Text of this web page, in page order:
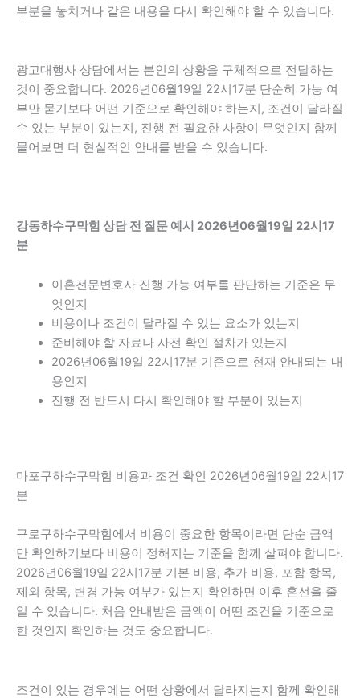
부분을 놓치거나 같은 내용을 다시 확인해야 할 수 있습니다.
광고대행사 상담에서는 본인의 상황을 구체적으로 전달하는
것이 중요합니다. 2026년06월19일 22시17분 단순히 가능 여
부만 묻기보다 어떤 기준으로 확인해야 하는지, 조건이 달라질
수 있는 부분이 있는지, 진행 전 필요한 사항이 무엇인지 함께
물어보면 더 현실적인 안내를 받을 수 있습니다.
강동하수구막힘 상담 전 질문 예시 2026년06월19일 22시17
분
이혼전문변호사 진행 가능 여부를 판단하는 기준은 무
엇인지
비용이나 조건이 달라질 수 있는 요소가 있는지
준비해야 할 자료나 사전 확인 절차가 있는지
2026년06월19일 22시17분 기준으로 현재 안내되는 내
용인지
진행 전 반드시 다시 확인해야 할 부분이 있는지
마포구하수구막힘 비용과 조건 확인 2026년06월19일 22시17
분
구로구하수구막힘에서 비용이 중요한 항목이라면 단순 금액
만 확인하기보다 비용이 정해지는 기준을 함께 살펴야 합니다.
2026년06월19일 22시17분 기본 비용, 추가 비용, 포함 항목,
제외 항목, 변경 가능 여부가 있는지 확인하면 이후 혼선을 줄
일 수 있습니다. 처음 안내받은 금액이 어떤 조건을 기준으로
한 것인지 확인하는 것도 중요합니다.
조건이 있는 경우에는 어떤 상황에서 달라지는지 함께 확인해